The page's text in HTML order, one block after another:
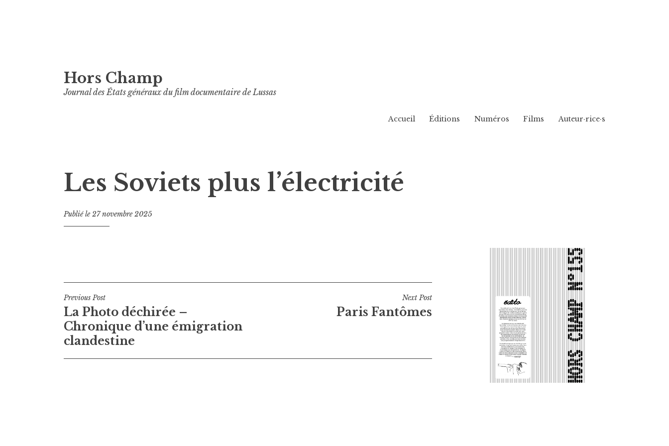
au
contenu
Hors Champ
Journal des États généraux du film documentaire de Lussas
Accueil Éditions Numéros Films Auteur·rice·s
Les Soviets plus l’électricité
Publié le27 novembre 2025
Navigation
de
l’article
Previous Post
La Photo déchirée –
Chronique d’une émigration
clandestine
Next Post
Paris Fantômes